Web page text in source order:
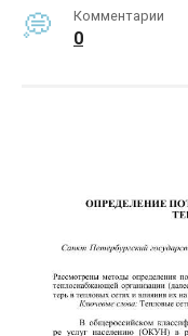
Комментарии
0